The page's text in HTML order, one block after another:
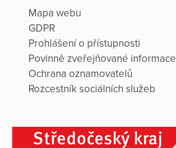
Mapa webu
GDPR
Prohlášení o přístupnosti
Povinně zveřejňované informace
Ochrana oznamovatelů
Rozcestník sociálních služeb